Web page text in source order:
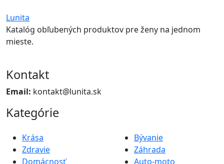
Lunita
Katalóg obľubených produktov pre ženy na jednom
mieste.
Kontakt
Email: kontakt@lunita.sk
Kategórie
Krása
Zdravie
Domácnosť
Bývanie
Záhrada
Auto-moto